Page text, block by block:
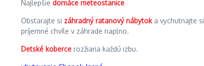
Najlepšie domáce meteostanice
Obstarajte si záhradný ratanový nábytoka vychutnajte si
príjemné chvíle v záhrade naplno.
Detské koberce rozžiaria každú izbu.